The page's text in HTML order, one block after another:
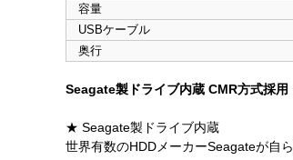
容量
USBケーブル
奥行
Seagate製ドライブ内蔵 CMR方式採
★ Seagate製ドライブ内蔵
世界有数のHDDメーカーSeagateが自